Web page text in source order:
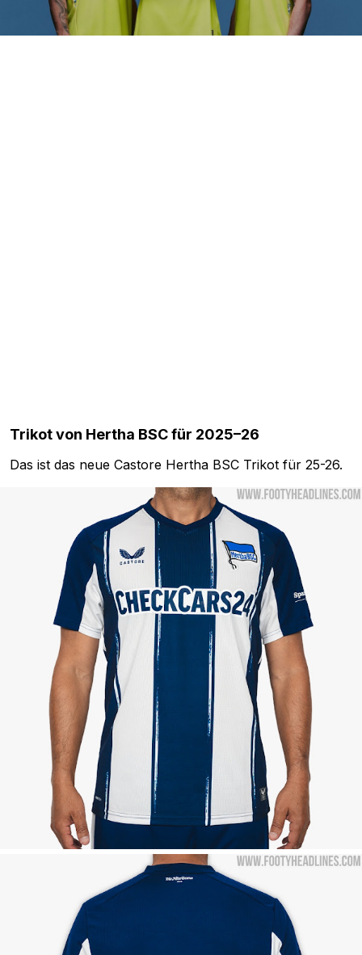
Trikot von Hertha BSC für 2025–26
Das ist das neue Castore Hertha BSC Trikot für 25-26.